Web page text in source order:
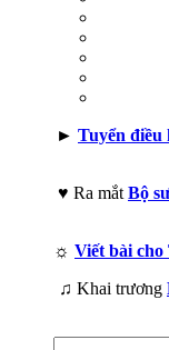
► Tuyển điều
♥ Ra mắt Bộ
☼ Viết bài cho
♫ Khai trương